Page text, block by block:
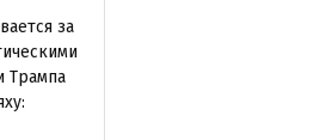
за
Трампа